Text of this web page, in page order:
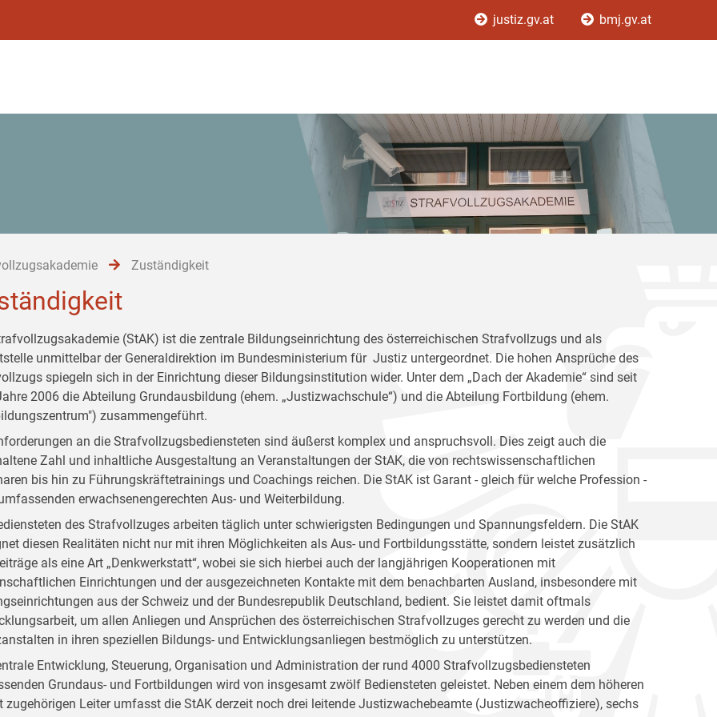
justiz.gv.at bmj.gv.at
Zuständigkeit
(StAK) ist die zentrale Bildungseinrichtung des österreichischen Strafvollzugs und als
unmittelbar der Generaldirektion im Bundesministerium für Justiz untergeordnet. Die hohen Ansprüche des
spiegeln sich in der Einrichtung dieser Bildungsinstitution wider. Unter dem „Dach der Akademie“ sind seit
2006 die Abteilung Grundausbildung (ehem. „Justizwachschule“) und die Abteilung Fortbildung (ehem.
zusammengeführt.
an die Strafvollzugsbediensteten sind äußerst komplex und anspruchsvoll. Dies zeigt auch die
Zahl und inhaltliche Ausgestaltung an Veranstaltungen der StAK, die von rechtswissenschaftlichen
bis hin zu Führungskräftetrainings und Coachings reichen. Die StAK ist Garant - gleich für welche Profession -
erwachsenengerechten Aus- und Weiterbildung.
des Strafvollzuges arbeiten täglich unter schwierigsten Bedingungen und Spannungsfeldern. Die StAK
diesen Realitäten nicht nur mit ihren Möglichkeiten als Aus- und Fortbildungsstätte, sondern leistet zusätzlich
als eine Art „Denkwerkstatt“, wobei sie sich hierbei auch der langjährigen Kooperationen mit
Einrichtungen und der ausgezeichneten Kontakte mit dem benachbarten Ausland, insbesondere mit
aus der Schweiz und der Bundesrepublik Deutschland, bedient. Sie leistet damit oftmals
um allen Anliegen und Ansprüchen des österreichischen Strafvollzuges gerecht zu werden und die
in ihren speziellen Bildungs- und Entwicklungsanliegen bestmöglich zu unterstützen.
Entwicklung, Steuerung, Organisation und Administration der rund 4000 Strafvollzugsbediensteten
Grundaus- und Fortbildungen wird von insgesamt zwölf Bediensteten geleistet. Neben einem dem höheren
zugehörigen Leiter umfasst die StAK derzeit noch drei leitende Justizwachebeamte (Justizwacheoffiziere), sechs